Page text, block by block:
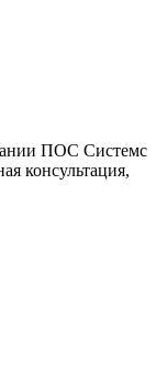
ПОС Системс
консультация,